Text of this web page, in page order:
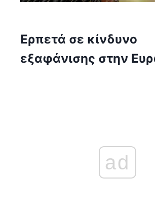
Ερπετά σε κίνδυνο
εξαφάνισης στην
ad